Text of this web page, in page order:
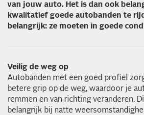
van jouw auto. Het is dan ook
kwalitatief goede autobanden te
belangrijk: ze moeten in goede
Veilig de weg op
Autobanden met een goed profiel
betere grip op de weg, waardoor je
remmen en van richting veranderen.
belangrijk bij natte